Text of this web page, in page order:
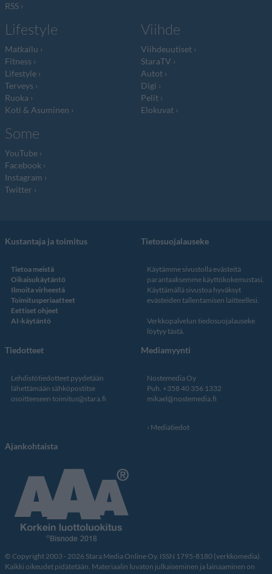
RSS
Lifestyle
Matkailu
Fitness
Lifestyle
Terveys
Ruoka
Koti & Asuminen
Viihde
Viihdeuutiset
StaraTV
Autot
Digi
Pelit
Elokuvat
Some
YouTube
Facebook
Instagram
Twitter
Kustantaja ja toimitus
Tietoa meistä
Oikaisukäytäntö
Ilmoita virheestä
Toimitusperiaatteet
Eettiset ohjeet
AI-käytäntö
Tietosuojalauseke
Käytämme sivustolla evästeitä
parantaaksemme käyttökokemustasi.
Käyttämällä sivustoa hyväksyt
evästeiden tallentamisen laitteellesi.
Verkkopalvelun tiedosuojalauseke
löytyy tästä.
Tiedotteet
Lehdistötiedotteet pyydetään
lähettämään sähköpostitse
osoitteeseen toimitus@stara.fi
Mediamyynti
Nostemedia Oy
Puh. +358 40 356 1332
mikael@nostemedia.fi
Mediatiedot
Ajankohtaista
© Copyright 2003 - 2026 Stara Media Online Oy. ISSN 1795-8180 (verkkomedia).
Kaikki oikeudet pidätetään. Materiaalin luvaton julkaiseminen ja lainaaminen on